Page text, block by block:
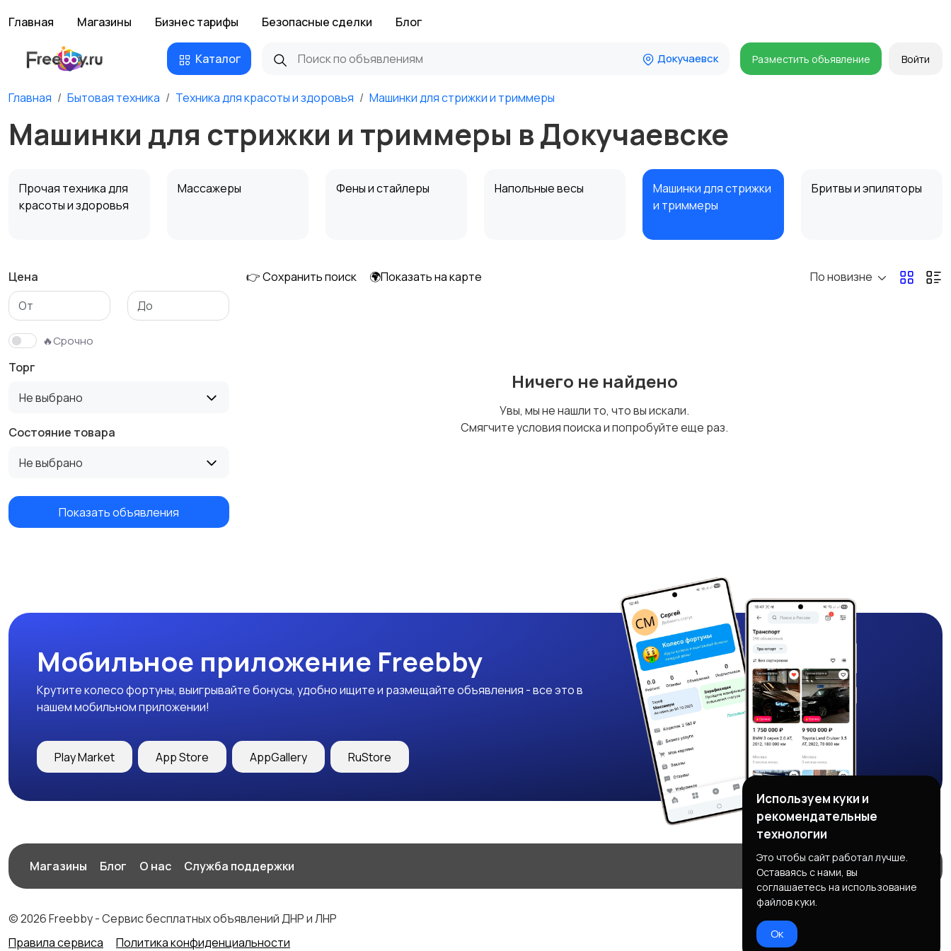
Главная Магазины Бизнес тарифы Безопасные сделки Блог
Каталог Докучаевск Разместить объявление Войти
Главная Бытовая техника Техника для красоты и здоровья Машинки для стрижки и триммеры
Машинки для стрижки и триммеры в Докучаевске
Прочая техника для
красоты и здоровья
Массажеры Фены и стайлеры Напольные весы
Машинки для стрижки
и триммеры
Бритвы и эпиляторы
Цена
🔥Срочно
Торг
Не выбрано
Состояние товара
Не выбрано
Показать объявления
👉 Сохранить поиск 🌍Показать на карте По новизне
Ничего не найдено
Увы, мы не нашли то, что вы искали.
Смягчите условия поиска и попробуйте еще раз.
Мобильное приложение Freebby
Крутите колесо фортуны, выигрывайте бонусы, удобно ищите и размещайте объявления - все это в
нашем мобильном приложении!
Play Market App Store AppGallery RuStore
Магазины Блог О нас Служба поддержки
© 2026 Freebby - Сервис бесплатных объявлений ДНР и ЛНР
Правила сервиса
Политика конфиденциальности
Используем куки и
рекомендательные
технологии
Это чтобы сайт работал лучше.
Оставаясь с нами, вы
соглашаетесь на использование
файлов куки.
Ок